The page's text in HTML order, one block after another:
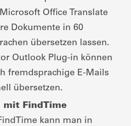
Office Translate
Dokumente in 60
übersetzen lassen.
Outlook Plug-in können
fremdsprachige E-Mails
übersetzen.
mit FindTime
kann man in